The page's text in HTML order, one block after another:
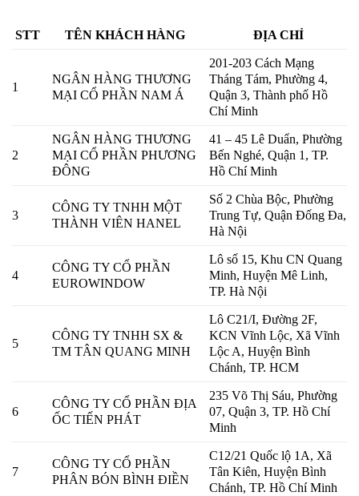
STT TÊN KHÁCH HÀNG ĐỊA CHỈ
1
NGÂN HÀNG THƯƠNG
MẠI CỔ PHẦN NAM Á
201-203 Cách Mạng
Tháng Tám, Phường 4,
Quận 3, Thành phố Hồ
Chí Minh
2
NGÂN HÀNG THƯƠNG
MẠI CỔ PHẦN PHƯƠNG
ĐÔNG
41 – 45 Lê Duẩn, Phường
Bến Nghé, Quận 1, TP.
Hồ Chí Minh
3
CÔNG TY TNHH MỘT
THÀNH VIÊN HANEL
Số 2 Chùa Bộc, Phường
Trung Tự, Quận Đống Đa,
Hà Nội
4
CÔNG TY CỔ PHẦN
EUROWINDOW
Lô số 15, Khu CN Quang
Minh, Huyện Mê Linh,
TP. Hà Nội
5
CÔNG TY TNHH SX &
TM TÂN QUANG MINH
Lô C21/I, Đường 2F,
KCN Vĩnh Lộc, Xã Vĩnh
Lộc A, Huyện Bình
Chánh, TP. HCM
6
CÔNG TY CỔ PHẦN ĐỊA
ỐC TIẾN PHÁT
235 Võ Thị Sáu, Phường
07, Quận 3, TP. Hồ Chí
Minh
7
CÔNG TY CỔ PHẦN
PHÂN BÓN BÌNH ĐIỀN
C12/21 Quốc lộ 1A, Xã
Tân Kiên, Huyện Bình
Chánh, TP. Hồ Chí Minh